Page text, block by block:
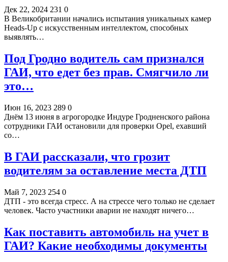
Дек 22, 2024 231 0
В Великобритании начались испытания уникальных камер
Heads-Up с искусственным интеллектом, способных
выявлять…
Под Гродно водитель сам признался
ГАИ, что едет без прав. Смягчило ли
это…
Июн 16, 2023 289 0
Днём 13 июня в агрогородке Индуре Гродненского района
сотрудники ГАИ остановили для проверки Ореl, ехавший
со…
В ГАИ рассказали, что грозит
водителям за оставление места ДТП
Май 7, 2023 254 0
ДТП - это всегда стресс. А на стрессе чего только не сделает
человек. Часто участники аварии не находят ничего…
Как поставить автомобиль на учет в
ГАИ? Какие необходимы документы